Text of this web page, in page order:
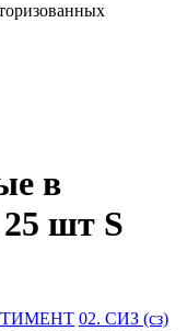
в
шт S
02. СИЗ (сз)